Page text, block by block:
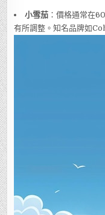
小雪茄 ：價格通常在
有所調整。知名品牌如